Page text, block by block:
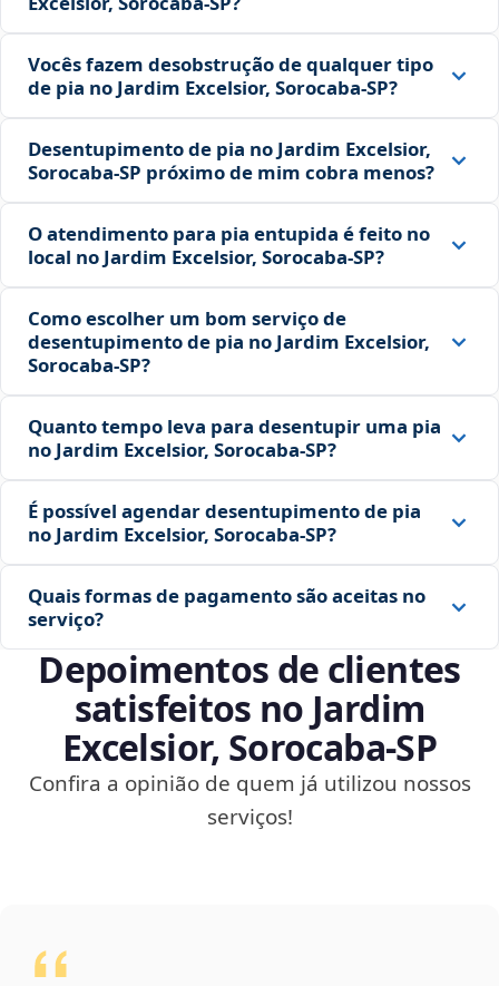
Vocês fazem desobstrução de qualquer tipo
de pia no Jardim Excelsior, Sorocaba‑SP?
Desentupimento de pia no Jardim Excelsior,
Sorocaba‑SP próximo de mim cobra menos?
O atendimento para pia entupida é feito no
local no Jardim Excelsior, Sorocaba‑SP?
Como escolher um bom serviço de
desentupimento de pia no Jardim Excelsior,
Sorocaba‑SP?
Quanto tempo leva para desentupir uma pia
no Jardim Excelsior, Sorocaba‑SP?
É possível agendar desentupimento de pia
no Jardim Excelsior, Sorocaba‑SP?
Quais formas de pagamento são aceitas no
serviço?
Depoimentos de clientes
satisfeitos no Jardim
Excelsior, Sorocaba‑SP
Confira a opinião de quem já utilizou nossos
serviços!